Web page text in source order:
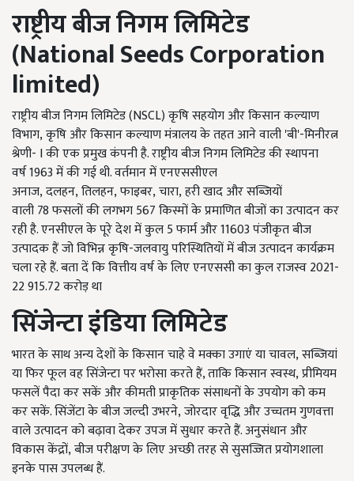
राष्ट्रीय बीज निगम लिमिटेड
(National Seeds Corporation
limited)
राष्ट्रीय बीज निगम लिमिटेड (NSCL)कृषि सहयोग और किसान कल्याण
विभाग,कृषि और किसान कल्याण मंत्रालय के तहत आने वाली'बी'-मिनीरत्न
श्रेणी- Iकीएक प्रमुख कंपनी है. राष्ट्रीय बीज निगम लिमिटेड की स्थापना
वर्ष1963में की गई थी. वर्तमान में एनएससीएल
अनाज,दलहन,तिलहन,फाइबर,चारा,हरी खाद और सब्जियों
वाली78फसलों की लगभग567किस्मों के प्रमाणित बीजों का उत्पादन कर
रही है. एनसीएल के पूरे देश में कुल5फार्म और11603पंजीकृत बीज
उत्पादक हैं जो विभिन्न कृषि-जलवायु परिस्थितियों में बीज उत्पादन कार्यक्रम
चला रहे हैं. बता दें कि वित्तीय वर्ष के लिए एनएससी का कुल राजस्व2021-
22 915.72करोड़ था
सिंजेन्टा इंडिया लिमिटेड
भारत के साथ अन्य देशों के किसान चाहे वे मक्का उगाएं या चावल,सब्जियां
या फिर फूल वह सिंजेन्टा पर भरोसा करते हैं, ताकि किसान स्वस्थ,प्रीमियम
फसलें पैदा कर सकें और कीमती प्राकृतिक संसाधनों के उपयोग को कम
कर सकें. सिंजेंटा के बीज जल्दी उभरने,जोरदार वृद्धि और उच्चतम गुणवत्ता
वाले उत्पादन को बढ़ावा देकर उपज में सुधार करते हैं. अनुसंधान और
विकास केंद्रों,बीज परीक्षण के लिए अच्छी तरह से सुसज्जित प्रयोगशाला
इनके पास उपलब्ध हैं.